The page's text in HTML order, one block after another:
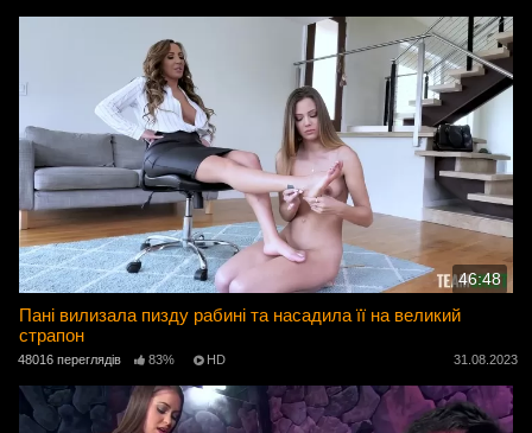
46:48
Пані вилизала пизду рабині та насадила її на великий
страпон
48016 переглядів 83% HD 31.08.2023